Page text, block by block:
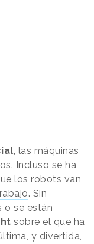
, las máquinas
Incluso se ha
los robots van
. Sin
o se están
sobre el que ha
y divertida,